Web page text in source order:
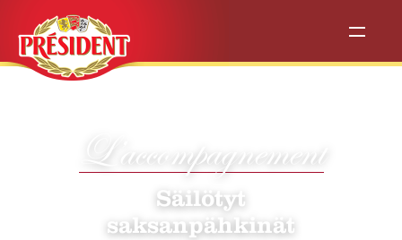
L’accompagnement
Säilötyt
saksanpähkinät